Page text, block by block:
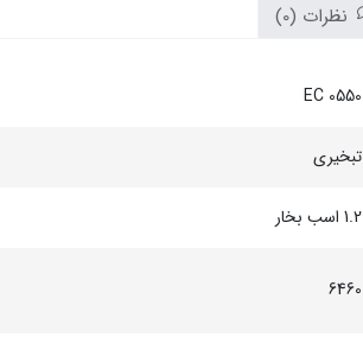
نظرات (0)
EC 0550
تبخیری
1.2 اسب بخار
6460